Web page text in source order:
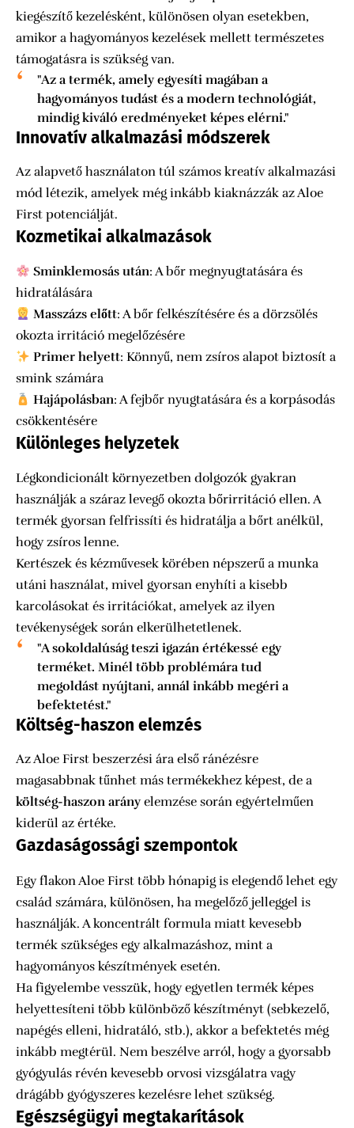
kiegészítő kezelésként, különösen olyan esetekben,
amikor a hagyományos kezelések mellett természetes
támogatásra is szükség van.
"Az a termék, amely egyesíti magában a
hagyományos tudást és a modern technológiát,
mindig kiváló eredményeket képes elérni."
Innovatív alkalmazási módszerek
Az alapvető használaton túl számos kreatív alkalmazási
mód létezik, amelyek még inkább kiaknázzák az Aloe
First potenciálját.
Kozmetikai alkalmazások
Sminklemosás után: A bőr megnyugtatására és
hidratálására
Masszázs előtt: A bőr felkészítésére és a dörzsölés
okozta irritáció megelőzésére
Primer helyett: Könnyű, nem zsíros alapot biztosít a
smink számára
Hajápolásban: A fejbőr nyugtatására és a korpásodás
csökkentésére
Különleges helyzetek
Légkondicionált környezetben dolgozók gyakran
használják a száraz levegő okozta bőrirritáció ellen. A
termék gyorsan felfrissíti és hidratálja a bőrt anélkül,
hogy zsíros lenne.
Kertészek és kézművesek körében népszerű a munka
utáni használat, mivel gyorsan enyhíti a kisebb
karcolásokat és irritációkat, amelyek az ilyen
tevékenységek során elkerülhetetlenek.
"A sokoldalúság teszi igazán értékessé egy
terméket. Minél több problémára tud
megoldást nyújtani, annál inkább megéri a
befektetést."
Költség-haszon elemzés
Az Aloe First beszerzési ára első ránézésre
magasabbnak tűnhet más termékekhez képest, de a
költség-haszon arányelemzése során egyértelműen
kiderül az értéke.
Gazdaságossági szempontok
Egy flakon Aloe First több hónapig is elegendő lehet egy
család számára, különösen, ha megelőző jelleggel is
használják. A koncentrált formula miatt kevesebb
termék szükséges egy alkalmazáshoz, mint a
hagyományos készítmények esetén.
Ha figyelembe vesszük, hogy egyetlen termék képes
helyettesíteni több különböző készítményt (sebkezelő,
napégés elleni, hidratáló, stb.), akkor a befektetés még
inkább megtérül. Nem beszélve arról, hogy a gyorsabb
gyógyulás révén kevesebb orvosi vizsgálatra vagy
drágább gyógyszeres kezelésre lehet szükség.
Egészségügyi megtakarítások